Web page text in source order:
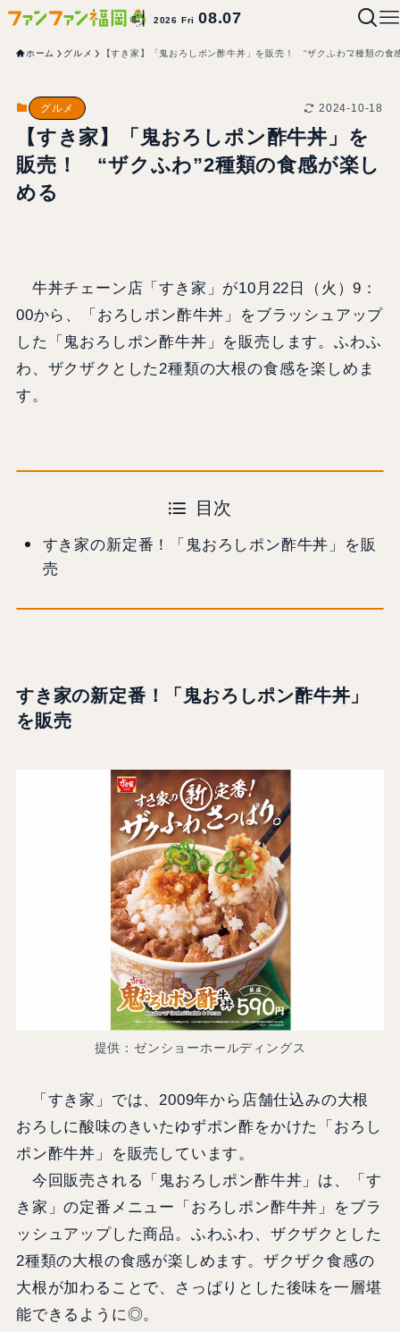
2026 Fri08.07
ホーム グルメ 【すき家】「鬼おろしポン酢牛丼」を販売！ “ザクふわ”2種類の食
グルメ 2024-10-18
【すき家】「鬼おろしポン酢牛丼」を
販売！ “ザクふわ”2種類の食感が楽し
める
牛丼チェーン店「すき家」が10月22日（火）9：
00から、「おろしポン酢牛丼」をブラッシュアップ
した「鬼おろしポン酢牛丼」を販売します。ふわふ
わ、ザクザクとした2種類の大根の食感を楽しめま
す。
目次
すき家の新定番！「鬼おろしポン酢牛丼」を販
売
すき家の新定番！「鬼おろしポン酢牛丼」
を販売
提供：ゼンショーホールディングス
「すき家」では、2009年から店舗仕込みの大根
おろしに酸味のきいたゆずポン酢をかけた「おろし
ポン酢牛丼」を販売しています。
今回販売される「鬼おろしポン酢牛丼」は、「す
き家」の定番メニュー「おろしポン酢牛丼」をブラ
ッシュアップした商品。ふわふわ、ザクザクとした
2種類の大根の食感が楽しめます。ザクザク食感の
大根が加わることで、さっぱりとした後味を一層堪
能できるように◎。